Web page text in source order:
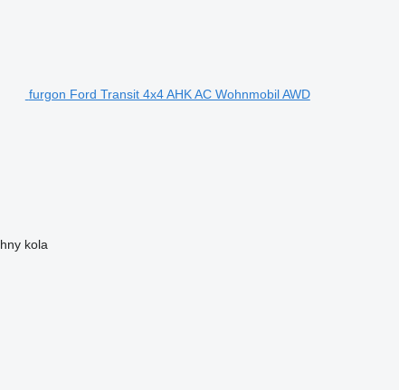
furgon Ford Transit 4x4 AHK AC Wohnmobil AWD
kola